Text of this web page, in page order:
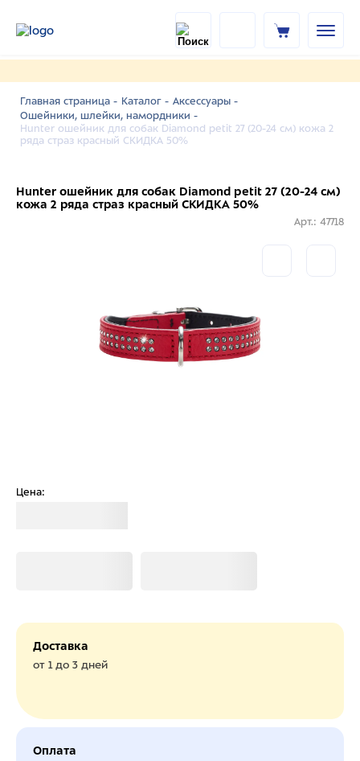
Главная страница - Каталог - Аксессуары -
Ошейники, шлейки, намордники -
Hunter ошейник для собак Diamond petit 27 (20-24 см) кожа 2
ряда страз красный СКИДКА 50%
Hunter ошейник для собак Diamond petit 27 (20-24 см)
кожа 2 ряда страз красный СКИДКА 50%
Арт.: 47718
Цена:
Доставка
от 1 до 3 дней
Оплата